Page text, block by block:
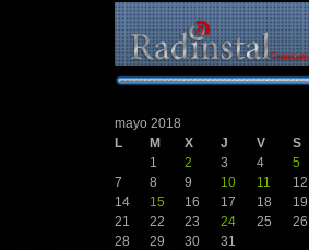
mayo 2018
L
M X J V S
1
2 3 4 5
7
8 9 10 11 12
14
15 16 17 18 19
21
22 23 24 25 26
28
29 30 31